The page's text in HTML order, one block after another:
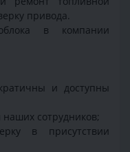
привода.
в компании
и доступны
сотрудников;
в присутствии